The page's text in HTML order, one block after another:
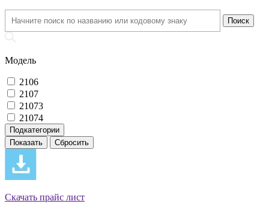
Модель
2106
2107
21073
21074
Подкатегории
Скачать прайс лист